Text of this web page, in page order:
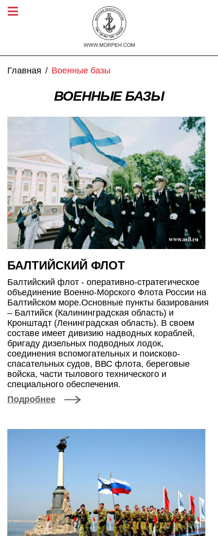
Главная Военные базы
ВОЕННЫЕ БАЗЫ
БАЛТИЙСКИЙ ФЛОТ
Балтийский флот - оперативно-стратегическое
объединение Военно-Морского Флота России на
Балтийском море.Основные пункты базирования
– Балтийск (Калининградская область) и
Кронштадт (Ленинградская область). В своем
составе имеет дивизию надводных кораблей,
бригаду дизельных подводных лодок,
соединения вспомогательных и поисково-
спасательных судов, ВВС флота, береговые
войска, части тылового технического и
специального обеспечения.
Подробнее